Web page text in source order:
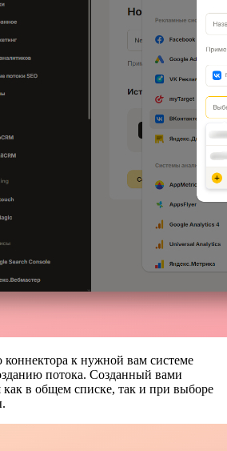
коннектора к нужной вам системе
потока. Созданный вами
как в общем списке, так и при выборе